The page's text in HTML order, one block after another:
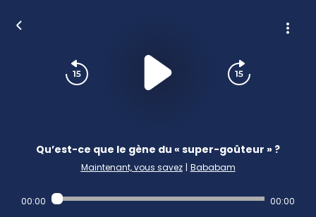
Qu’est-ce que le gène du « super-goûteur » ?
Maintenant, vous savez | Bababam
00:00 00:00